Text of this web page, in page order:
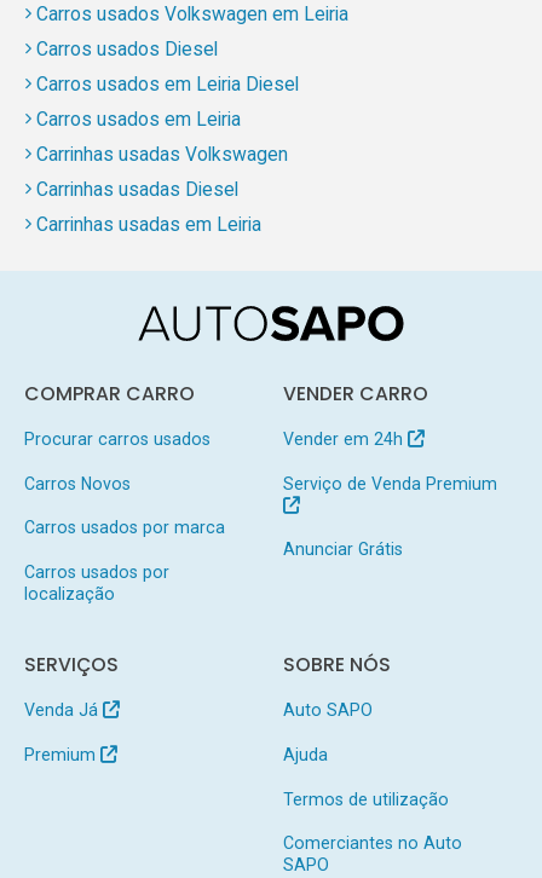
Carros usados Volkswagen em Leiria
Carros usados Diesel
Carros usados em Leiria Diesel
Carros usados em Leiria
Carrinhas usadas Volkswagen
Carrinhas usadas Diesel
Carrinhas usadas em Leiria
COMPRAR CARRO
Procurar carros usados
Carros Novos
Carros usados por marca
Carros usados por
localização
VENDER CARRO
Vender em 24h
Serviço de Venda Premium
Anunciar Grátis
SERVIÇOS
Venda Já
Premium
SOBRE NÓS
Auto SAPO
Ajuda
Termos de utilização
Comerciantes no Auto
SAPO